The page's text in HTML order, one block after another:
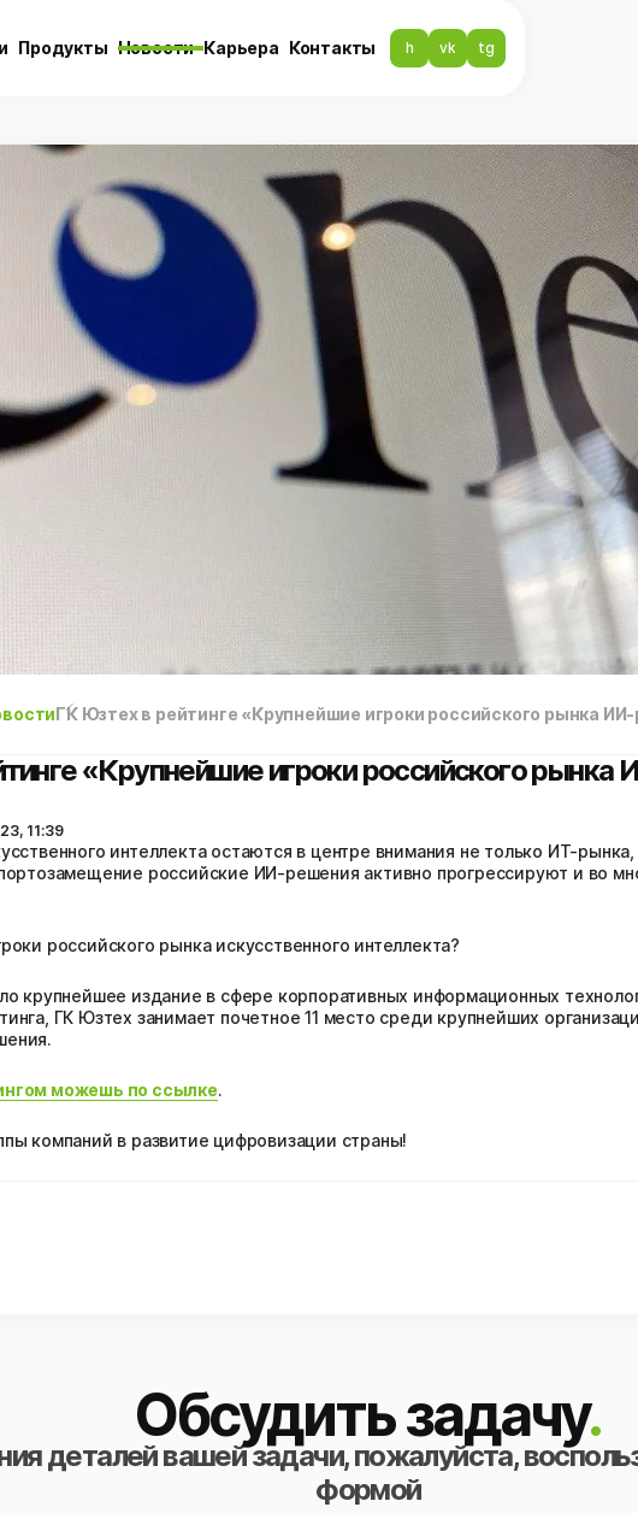
Продукты Новости Карьера Контакты h vk tg
ГК Юзтех в рейтинге «Крупнейшие игроки российского рынка
«Крупнейшие игроки российского
11:39
интеллекта остаются в центре внимания не только ИТ-
российские ИИ-решения активно прогрессируют и во
российского рынка искусственного интеллекта?
крупнейшее издание в сфере корпоративных информационных
ГК Юзтех занимает почетное 11 место среди крупнейших
можешь по ссылке.
компаний в развитие цифровизации страны!
Обсудить задачу.
деталей вашей задачи, пожалуйста,
формой